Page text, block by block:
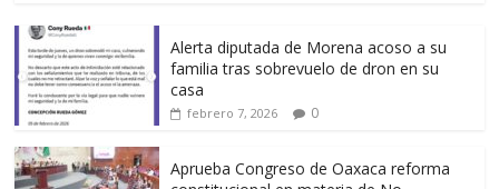
Alerta diputada de Morena acoso a su
familia tras sobrevuelo de dron en su
casa
febrero 7, 2026 0
Aprueba Congreso de Oaxaca reforma